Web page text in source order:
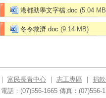
港都助學文字檔.doc (5.04
冬令救濟.doc (9.14 MB)
｜ 富民長青中心 ｜ 志工專區 ｜ 捐
電話：(07)556-1665 傳真：(07)556-